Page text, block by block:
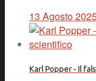
13 Agosto
Karl Popper - Il